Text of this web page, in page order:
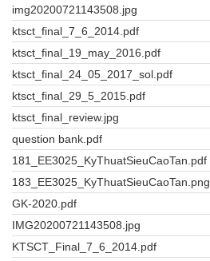
img20200721143508.jpg
ktsct_final_7_6_2014.pdf
ktsct_final_19_may_2016.pdf
ktsct_final_24_05_2017_sol.pdf
ktsct_final_29_5_2015.pdf
ktsct_final_review.jpg
question bank.pdf
181_EE3025_KyThuatSieuCaoTan.pdf
183_EE3025_KyThuatSieuCaoTan.png
GK-2020.pdf
IMG20200721143508.jpg
KTSCT_Final_7_6_2014.pdf